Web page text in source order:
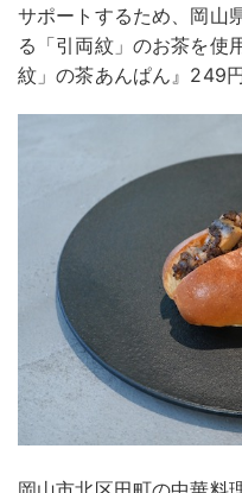
サポートするため、岡山
る「引両紋」のお茶を使
紋」の茶あんぱん』249